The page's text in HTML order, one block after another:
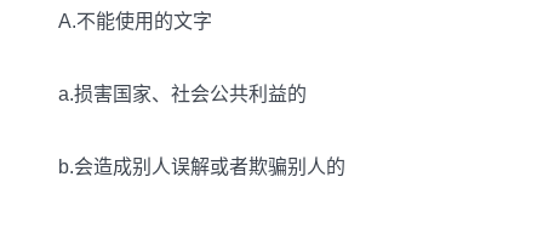
A.不能使用的文字
a.损害国家、社会公共利益的
b.会造成别人误解或者欺骗别人的